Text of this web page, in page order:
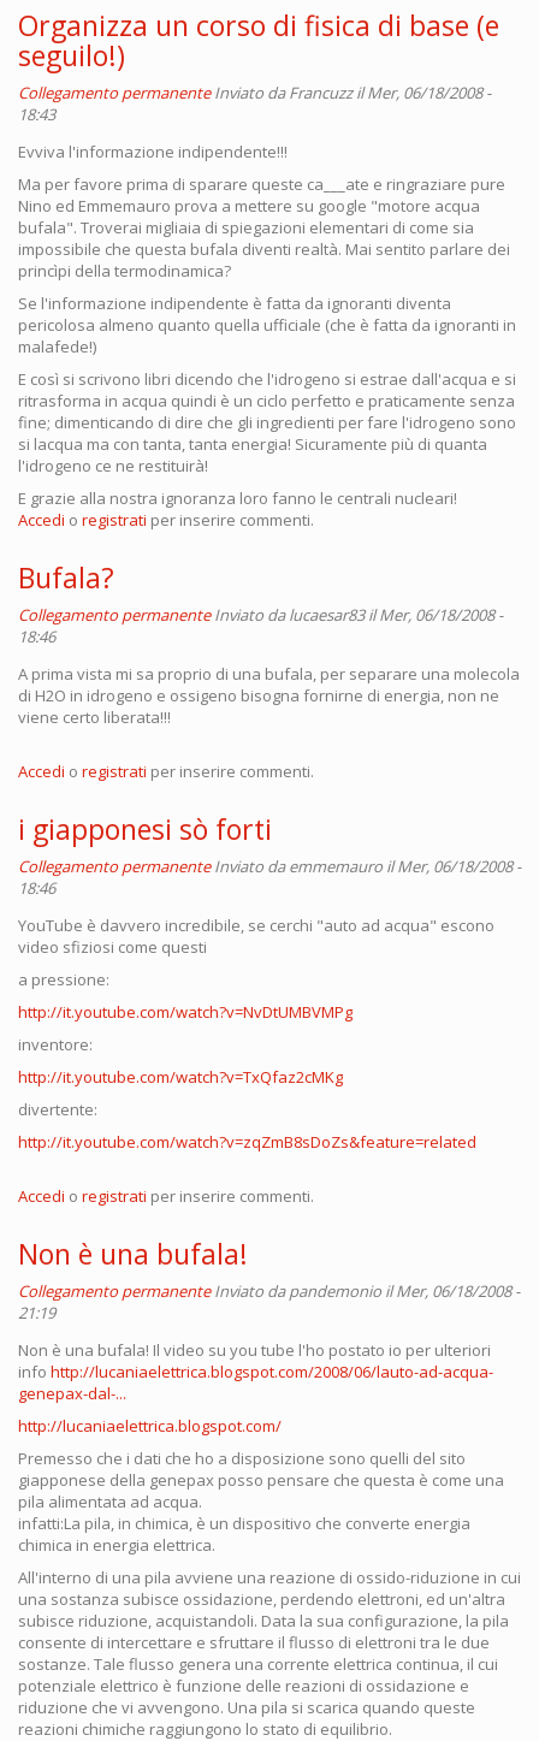
Organizza un corso di fisica di base (e
seguilo!)
Collegamento permanente Inviato daFrancuzzil Mer, 06/18/2008 -
18:43
Evviva l'informazione indipendente!!!
Ma per favore prima di sparare queste ca___ate e ringraziare pure
Nino ed Emmemauro prova a mettere su google "motore acqua
bufala". Troverai migliaia di spiegazioni elementari di come sia
impossibile che questa bufala diventi realtà. Mai sentito parlare dei
princìpi della termodinamica?
Se l'informazione indipendente è fatta da ignoranti diventa
pericolosa almeno quanto quella ufficiale (che è fatta da ignoranti in
malafede!)
E così si scrivono libri dicendo che l'idrogeno si estrae dall'acqua e si
ritrasforma in acqua quindi è un ciclo perfetto e praticamente senza
fine; dimenticando di dire che gli ingredienti per fare l'idrogeno sono
si lacqua ma con tanta, tanta energia! Sicuramente più di quanta
l'idrogeno ce ne restituirà!
E grazie alla nostra ignoranza loro fanno le centrali nucleari!
Accedi o registrati per inserire commenti.
Bufala?
Collegamento permanente Inviato dalucaesar83il Mer, 06/18/2008 -
18:46
A prima vista mi sa proprio di una bufala, per separare una molecola
di H2O in idrogeno e ossigeno bisogna fornirne di energia, non ne
viene certo liberata!!!
Accedi o registrati per inserire commenti.
i giapponesi sò forti
Collegamento permanente Inviato daemmemauro il Mer, 06/18/2008 -
18:46
YouTube è davvero incredibile, se cerchi "auto ad acqua" escono
video sfiziosi come questi
a pressione:
http://it.youtube.com/watch?v=NvDtUMBVMPg
inventore:
http://it.youtube.com/watch?v=TxQfaz2cMKg
divertente:
http://it.youtube.com/watch?v=zqZmB8sDoZs&feature=related
Accedi o registrati per inserire commenti.
Non è una bufala!
Collegamento permanente Inviato dapandemonio il Mer, 06/18/2008 -
21:19
Non è una bufala! Il video su you tube l'ho postato io per ulteriori
info http://lucaniaelettrica.blogspot.com/2008/06/lauto-ad-acqua-
genepax-dal-...
http://lucaniaelettrica.blogspot.com/
Premesso che i dati che ho a disposizione sono quelli del sito
giapponese della genepax posso pensare che questa è come una
pila alimentata ad acqua.
infatti:La pila, in chimica, è un dispositivo che converte energia
chimica in energia elettrica.
All'interno di una pila avviene una reazione di ossido-riduzione in cui
una sostanza subisce ossidazione, perdendo elettroni, ed un'altra
subisce riduzione, acquistandoli. Data la sua configurazione, la pila
consente di intercettare e sfruttare il flusso di elettroni tra le due
sostanze. Tale flusso genera una corrente elettrica continua, il cui
potenziale elettrico è funzione delle reazioni di ossidazione e
riduzione che vi avvengono. Una pila si scarica quando queste
reazioni chimiche raggiungono lo stato di equilibrio.